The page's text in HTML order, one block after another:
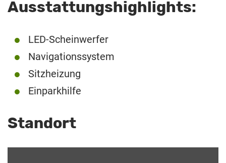
Ausstattungshighlights:
LED-Scheinwerfer
Navigationssystem
Sitzheizung
Einparkhilfe
Standort